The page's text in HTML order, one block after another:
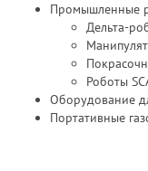
Промышленные
Дельта-
Роботы
Оборудование
Портативные